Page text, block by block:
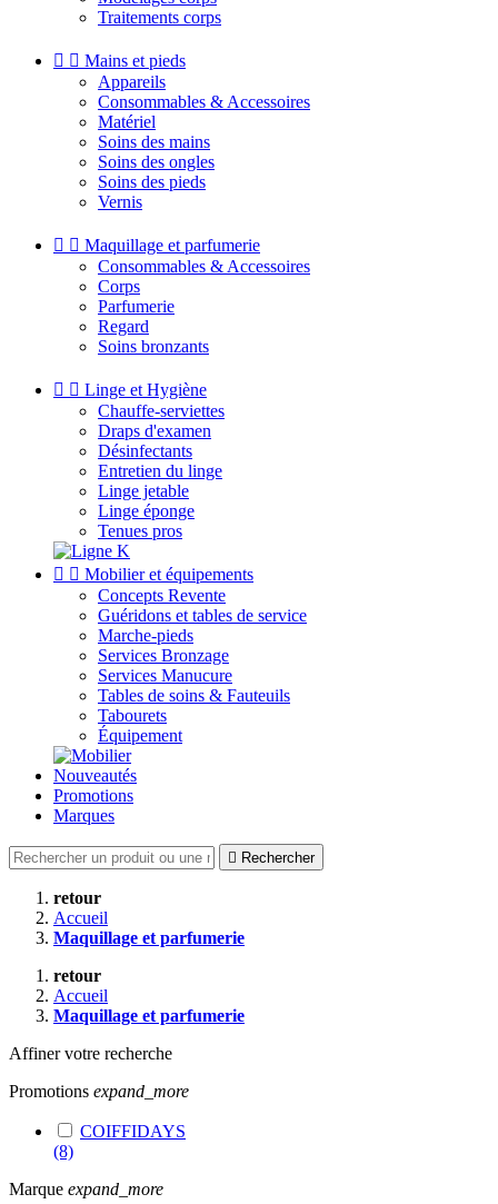
Traitements corps
  Mains et pieds
Appareils
Consommables & Accessoires
Matériel
Soins des mains
Soins des ongles
Soins des pieds
Vernis
  Maquillage et parfumerie
Consommables & Accessoires
Corps
Parfumerie
Regard
Soins bronzants
  Linge et Hygiène
Chauffe-serviettes
Draps d'examen
Désinfectants
Entretien du linge
Linge jetable
Linge éponge
Tenues pros
  Mobilier et équipements
Concepts Revente
Guéridons et tables de service
Marche-pieds
Services Bronzage
Services Manucure
Tables de soins & Fauteuils
Tabourets
Équipement
Nouveautés
Promotions
Marques
 Rechercher
retour
Accueil
Maquillage et parfumerie
retour
Accueil
Maquillage et parfumerie
Affiner votre recherche
Promotions expand_more
COIFFIDAYS
(8)
Marque expand_more